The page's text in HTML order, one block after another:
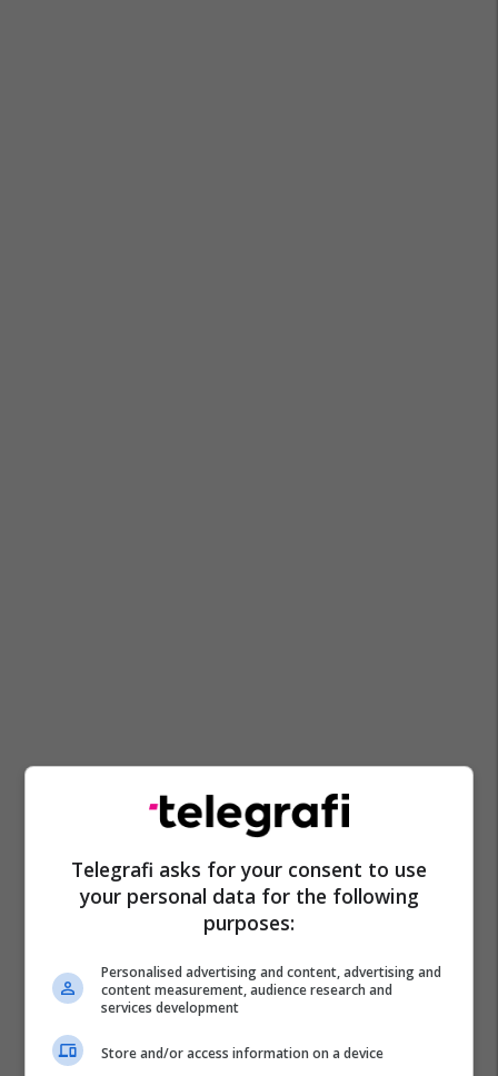
Telegrafi asks for your consent to use
your personal data for the following
purposes:
Personalised advertising and content, advertising and
content measurement, audience research and
services development
Store and/or access information on a device